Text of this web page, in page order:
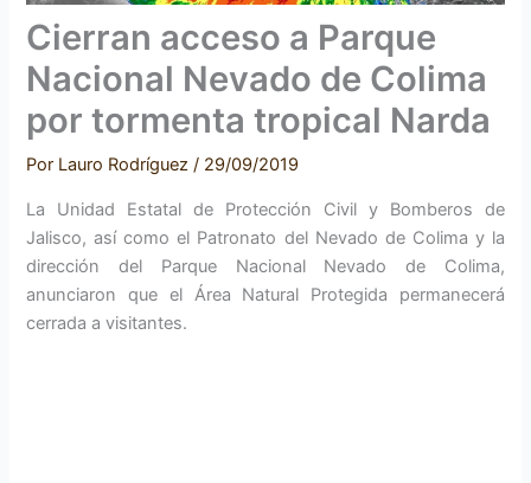
Cierran acceso a Parque
Nacional Nevado de Colima
por tormenta tropical Narda
Por Lauro Rodríguez/ 29/09/2019
La Unidad Estatal de Protección Civil y Bomberos de
Jalisco, así como el Patronato del Nevado de Colima y la
dirección del Parque Nacional Nevado de Colima,
anunciaron que el Área Natural Protegida permanecerá
cerrada a visitantes.